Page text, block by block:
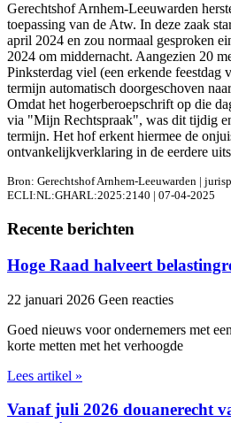
Gerechtshof Arnhem-Leeuwarden
toepassing van de Atw. In deze zaak
april 2024 en zou normaal gesproken
2024 om middernacht. Aangezien 20
Pinksterdag viel (een erkende feestdag
termijn automatisch doorgeschoven
Omdat het hogerberoepschrift op die
via "Mijn Rechtspraak", was dit tijdig
termijn. Het hof erkent hiermee de
ontvankelijkverklaring in de eerdere
Bron: Gerechtshof Arnhem-Leeuwarden |
ECLI:NL:GHARL:2025:2140 | 07-04-2025
Recente berichten
Hoge Raad halveert
22 januari 2026 Geen reacties
Goed nieuws voor ondernemers met
korte metten met het verhoogde
Lees artikel »
Vanaf juli 2026 douanerecht